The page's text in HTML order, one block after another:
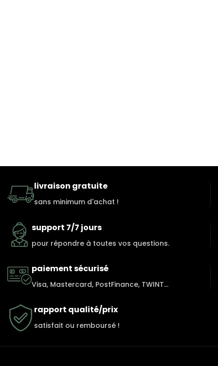
livraison gratuite
sans minimum d'achat !
support 7/7 jours
pour répondre à toutes vos questions.
paiement sécurisé
Visa, Mastercard, PostFinance, TWINT...
rapport qualité/prix
satisfait ou remboursé !